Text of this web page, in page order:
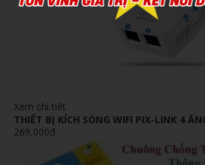
Xem chi tiết
THIẾT BỊ KÍCH SÓNG WIFI PIX-LINK 4
269,000đ